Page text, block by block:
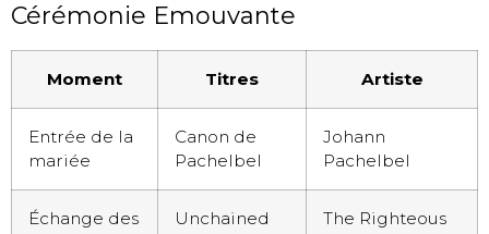
Cérémonie Emouvante
Moment Titres Artiste
Entrée de la
mariée
Canon de
Pachelbel
Johann
Pachelbel
Échange des
Unchained
The Righteous